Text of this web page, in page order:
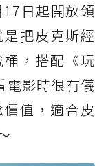
日起開放領
把皮克斯經
，搭配《玩
電影時很有儀
值，適合皮